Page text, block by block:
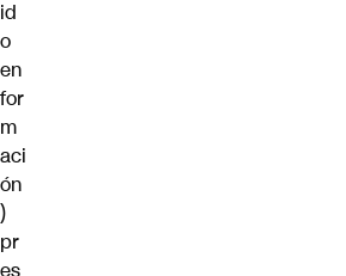
id
o
en
for
m
aci
ón
)
pr
es